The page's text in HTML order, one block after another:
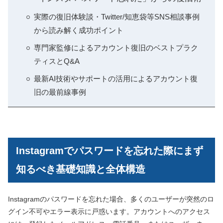
実際の復旧体験談・Twitter/知恵袋等SNS相談事例
から読み解く成功ポイント
専門家監修によるアカウント復旧のベストプラク
ティスとQ&A
最新AI技術やサポートの活用によるアカウント復
旧の最前線事例
Instagramでパスワードを忘れた際にまず
知るべき基礎知識と全体構造
Instagramのパスワードを忘れた場合、多くのユーザーが突然のロ
グイン不可やエラー表示に戸惑います。アカウントへのアクセス